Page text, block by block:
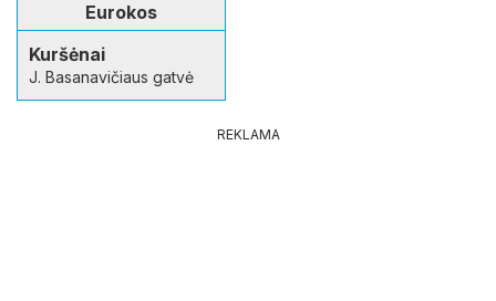
Eurokos
Kuršėnai
J. Basanavičiaus gatvė
REKLAMA